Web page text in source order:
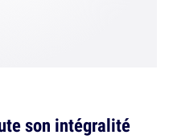
son intégralité